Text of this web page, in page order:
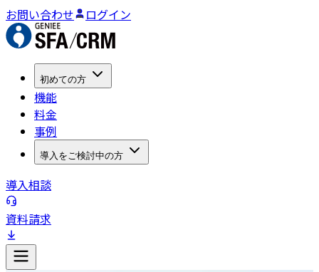
お問い合わせ ログイン
初めての方
機能
料金
事例
導入をご検討中の方
導入相談
資料請求